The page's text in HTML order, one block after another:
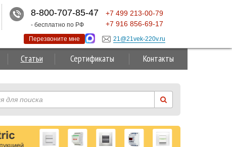
Статьи Сертификаты Контакты
8-800-707-85-47
- бесплатно по РФ
+7 499 213-00-79
+7 916 856-69-17
Перезвоните мне 21@21vek-220v.ru